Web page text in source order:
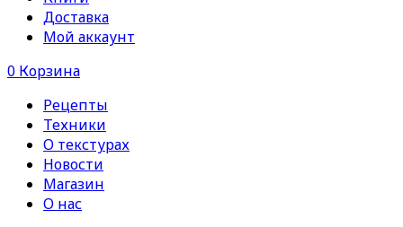
Доставка
Мой аккаунт
0 Корзина
Рецепты
Техники
О текстурах
Новости
Магазин
О нас